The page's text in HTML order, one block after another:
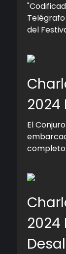
del
2024
El
completo
2024